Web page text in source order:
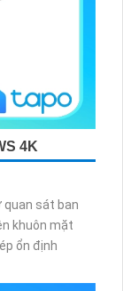
4K
quan sát ban
ổn định